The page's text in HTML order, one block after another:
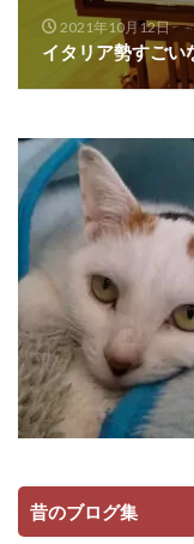
2021年10月12日
イタリア勢すごい
昔のブログ集